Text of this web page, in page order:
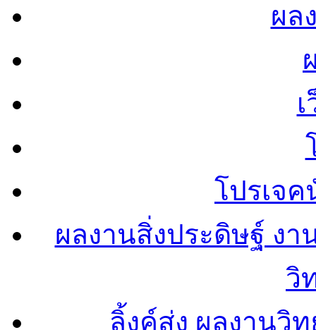
ผล
โปรเจ
ผลงานสิ่งประดิษฐ์ งา
วิ
ลิ้งค์ส่ง ผลงานวิ